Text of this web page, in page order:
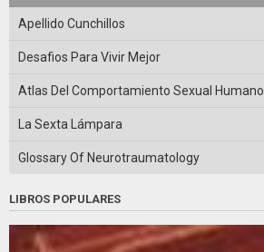
Apellido Cunchillos
Desafios Para Vivir Mejor
Atlas Del Comportamiento Sexual Humano
La Sexta Lámpara
Glossary Of Neurotraumatology
LIBROS POPULARES